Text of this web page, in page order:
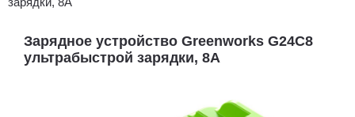
Зарядное устройство Greenworks G24C8
ультрабыстрой зарядки, 8А